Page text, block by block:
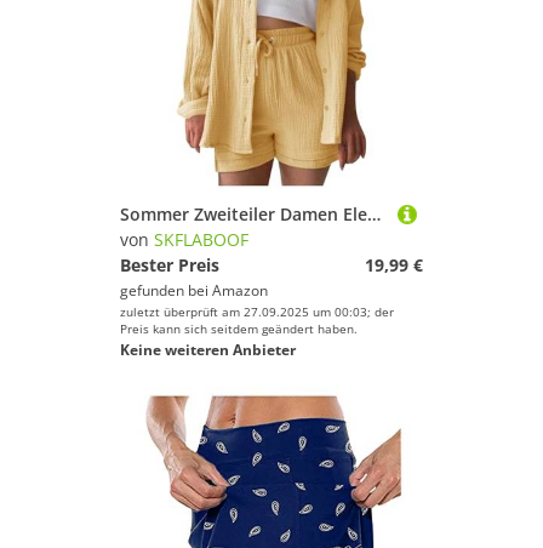
Sommer Zweiteiler Damen Elegant Musselin Bluse und Shorts Aesthetic Lounge Set Sportanzug Oversize Freizeitanzug Langarm Hausanzug Y2K Clothes Longshirt Gelb XL
von SKFLABOOF
Bester Preis
19,99 €
gefunden bei Amazon
zuletzt überprüft am 27.09.2025 um 00:03; der
Preis kann sich seitdem geändert haben.
Keine weiteren Anbieter